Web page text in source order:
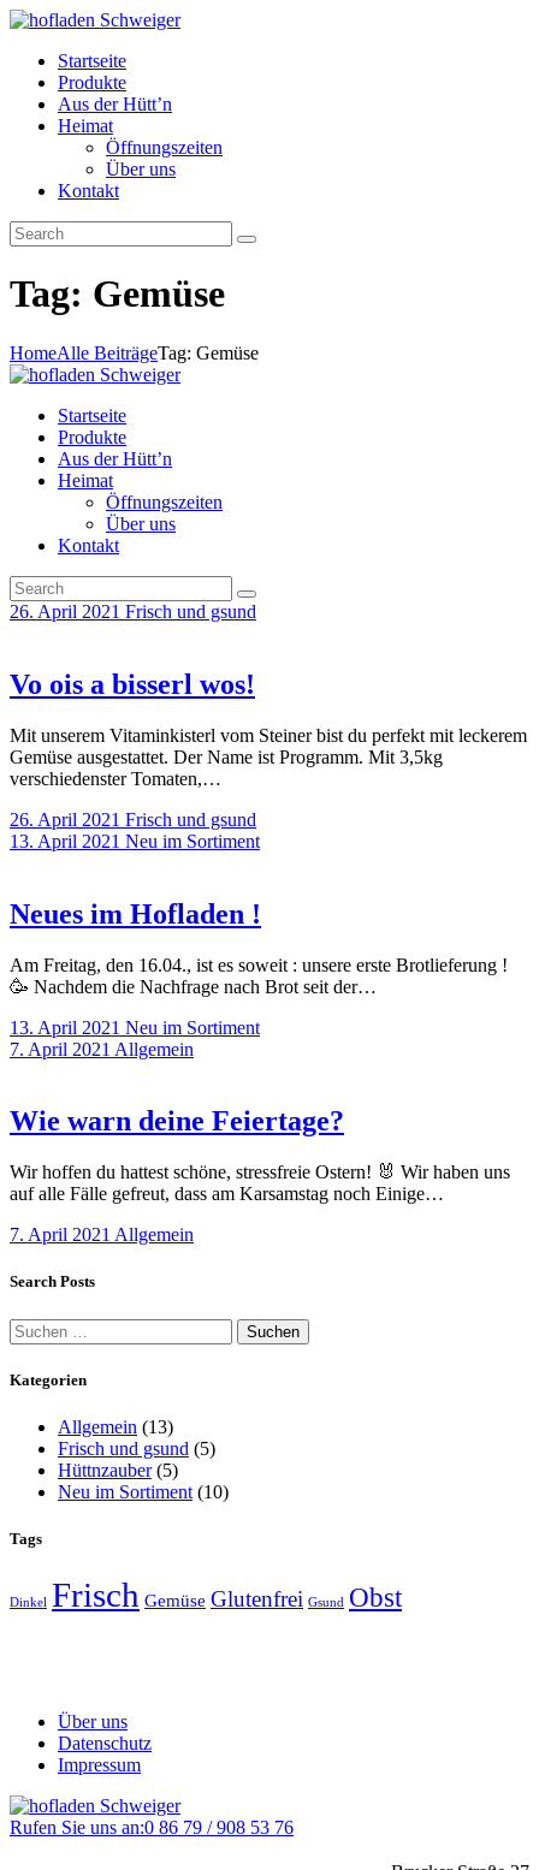
Startseite
Produkte
Aus der Hütt’n
Heimat
Öffnungszeiten
Über uns
Kontakt
Tag: Gemüse
HomeAlle BeiträgeTag: Gemüse
Startseite
Produkte
Aus der Hütt’n
Heimat
Öffnungszeiten
Über uns
Kontakt
26. April 2021 Frisch und gsund
Vo ois a bisserl wos!
Mit unserem Vitaminkisterl vom Steiner bist du perfekt mit leckerem
Gemüse ausgestattet. Der Name ist Programm. Mit 3,5kg
verschiedenster Tomaten,…
26. April 2021 Frisch und gsund
13. April 2021 Neu im Sortiment
Neues im Hofladen !
Am Freitag, den 16.04., ist es soweit : unsere erste Brotlieferung !
🥳 Nachdem die Nachfrage nach Brot seit der…
13. April 2021 Neu im Sortiment
7. April 2021 Allgemein
Wie warn deine Feiertage?
Wir hoffen du hattest schöne, stressfreie Ostern! 🐰 Wir haben uns
auf alle Fälle gefreut, dass am Karsamstag noch Einige…
7. April 2021 Allgemein
Search Posts
Suchen
nach:
Kategorien
Allgemein (13)
Frisch und gsund (5)
Hüttnzauber(5)
Neu im Sortiment (10)
Tags
Dinkel Frisch Gemüse Glutenfrei Gsund Obst
Über uns
Datenschutz
Impressum
Rufen Sie uns an:0 86 79 / 908 53 76